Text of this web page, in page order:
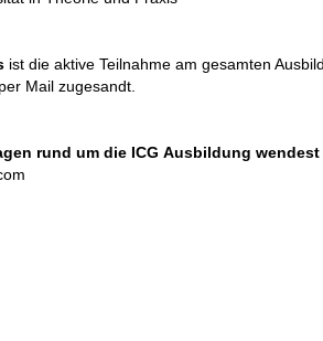
ist die aktive Teilnahme am gesamten
Mail zugesandt.
rund um die ICG Ausbildung